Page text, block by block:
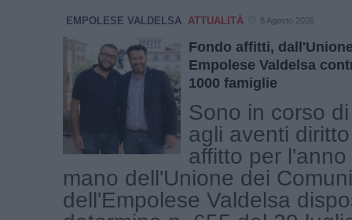
EMPOLESE VALDELSA ATTUALITÀ 8 Agosto 2026
Fondo affitti,
Empolese Valdelsa
1000 famiglie
Sono in corso
agli aventi
affitto per
mano dell'Unione dei
dell'Empolese Valdelsa